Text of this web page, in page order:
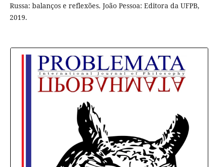
Russa: balanços e reflexões. João Pessoa: Editora da UFPB,
2019.